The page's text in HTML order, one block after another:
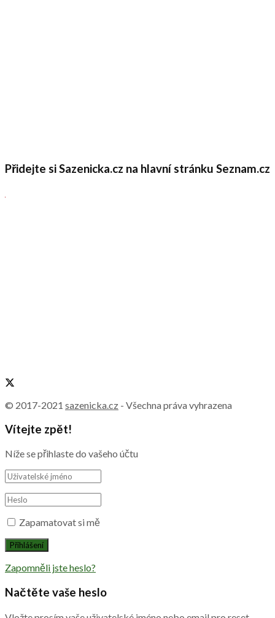
Přidejte si Sazenicka.cz na hlavní stránku Seznam.cz
© 2017-2021 sazenicka.cz - Všechna práva vyhrazena
Vítejte zpět!
Níže se přihlaste do vašeho účtu
Zapamatovat si mě
Zapomněli jste heslo?
Načtěte vaše heslo